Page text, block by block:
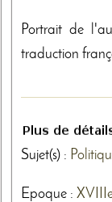
Portrait de
traduction
Sujet(s) :
Epoque :